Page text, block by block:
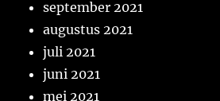
september 2021
augustus 2021
juli 2021
juni 2021
mei 2021